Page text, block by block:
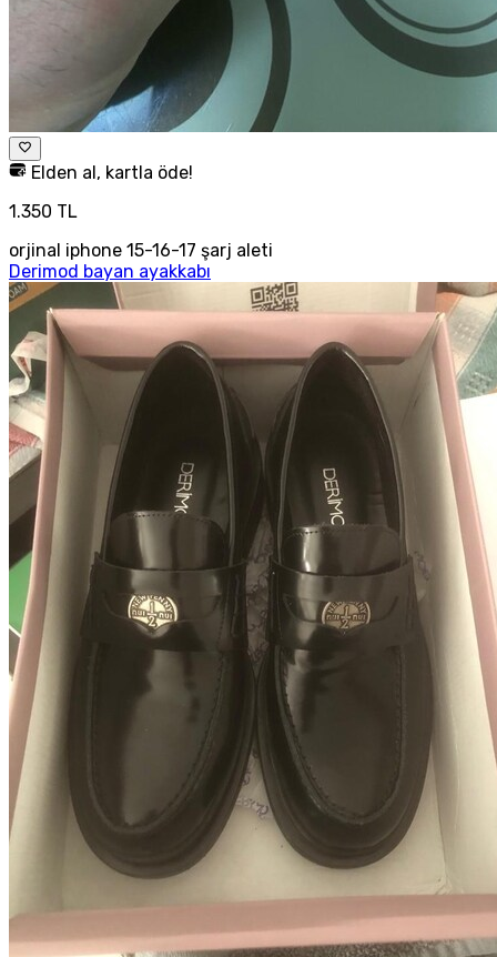
Elden al, kartla öde!
1.350 TL
orjinal iphone 15-16-17 şarj aleti
Derimod bayan ayakkabı